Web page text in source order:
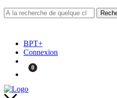
BPT+
Connexion
0